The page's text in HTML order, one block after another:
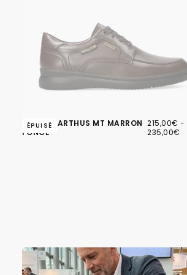
DERBIES ARTHUS MT MARRON
FONCÉ
ÉPUISÉ 215,00€
PRIX
MINIMUM
215,00€ -
235,00€